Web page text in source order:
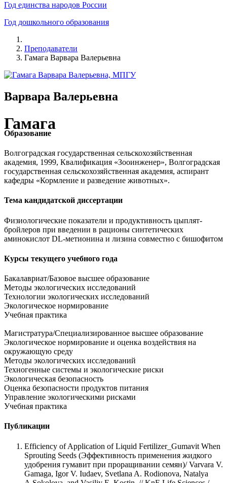
Год единства народов России
Год дошкольного образования
Преподаватели
Гамага Варвара Валерьевна
Варвара Валерьевна
Гамага
Образование
Волгоградская государственная сельскохозяйственная
академия, 1999, Квалификация «Зооинженер», Волгоградская
государственная сельскохозяйственная академия, аспирант
кафедры «Кормление и разведение животных».
Тема кандидатской диссертации
Физиологические показатели и продуктивность цыплят-
бройлеров при введении в рационы синтетических
аминокислот DL-метионина и лизина совместно с бишофитом
Курсы текущего учебного года
Бакалавриат/Базовое высшее образование
Методы экологических исследований
Технологии экологических исследований
Экологическое нормирование
Учебная практика
Магистратура/Специализированное высшее образование
Экологическое нормирование и оценка воздействия на
окружающую среду
Методы экологических исследований
Техногенные системы и экологические риски
Экологическая безопасность
Оценка безопасности продуктов питания
Управление экологическими рисками
Учебная практика
Публикации
Efficiency of Application of Liquid Fertilizer_Gumavit When
Sprouting Seeds (Эффективность применения жидкого
удобрения гумавит при проращивании семян)/ Varvara V.
Gamaga, Igor V. Iudaev, Svetlana A. Rodionova, Natalya